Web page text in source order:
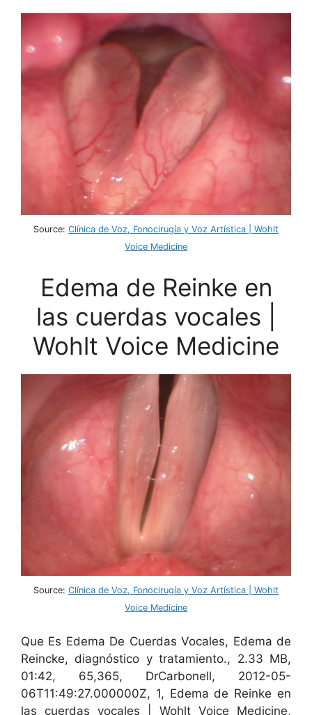
Source: Clínica de Voz, Fonocirugía y Voz Artística | Wohlt
Voice Medicine
Edema de Reinke en
las cuerdas vocales |
Wohlt Voice Medicine
Source: Clínica de Voz, Fonocirugía y Voz Artística | Wohlt
Voice Medicine
Que Es Edema De Cuerdas Vocales, Edema de
Reincke, diagnóstico y tratamiento., 2.33 MB,
01:42, 65,365, DrCarbonell, 2012-05-
06T11:49:27.000000Z, 1, Edema de Reinke en
las cuerdas vocales | Wohlt Voice Medicine,